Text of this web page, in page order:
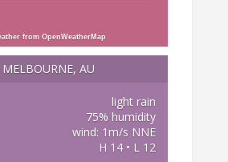
from OpenWeatherMap
MELBOURNE, AU
light rain
75% humidity
wind: 1m/s NNE
H 14 • L 12